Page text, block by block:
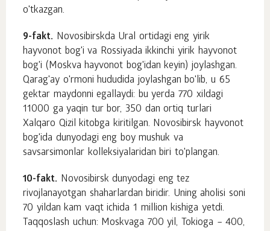
o'tkazgan.
9-fakt. Novosibirskda Ural ortidagi eng yirik
hayvonot bog'i va Rossiyada ikkinchi yirik hayvonot
bog'i (Moskva hayvonot bog'idan keyin) joylashgan.
Qarag'ay o'rmoni hududida joylashgan bo'lib, u 65
gektar maydonni egallaydi: bu yerda 770 xildagi
11000 ga yaqin tur bor, 350 dan ortiq turlari
Xalqaro Qizil kitobga kiritilgan. Novosibirsk hayvonot
bog'ida dunyodagi eng boy mushuk va
savsarsimonlar kolleksiyalaridan biri to'plangan.
10-fakt. Novosibirsk dunyodagi eng tez
rivojlanayotgan shaharlardan biridir. Uning aholisi soni
70 yildan kam vaqt ichida 1 million kishiga yetdi.
Taqqoslash uchun: Moskvaga 700 yil, Tokioga – 400,